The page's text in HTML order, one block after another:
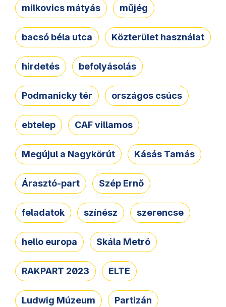
milkovics mátyás műjég
bacsó béla utca Közterület használat
hirdetés befolyásolás
Podmanicky tér országos csúcs
ebtelep CAF villamos
Megújul a Nagykörút Kásás Tamás
Árasztó-part Szép Ernő
feladatok színész szerencse
hello europa Skála Metró
RAKPART 2023 ELTE
Ludwig Múzeum Partizán